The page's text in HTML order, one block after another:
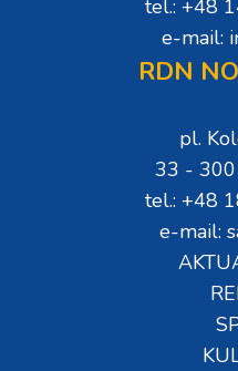
tel.: +48
e-mail:
RDN
pl.
33 - 300
tel.: +48
e-mail: